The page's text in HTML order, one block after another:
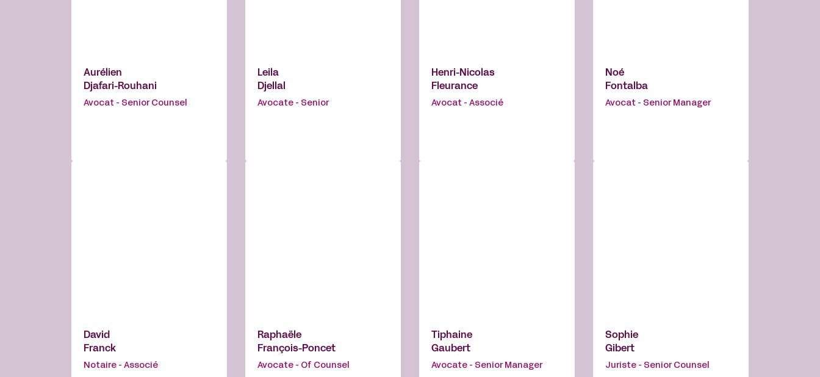
Aurélien
Djafari-Rouhani
Avocat - Senior Counsel
Leila
Djellal
Avocate - Senior
Henri-Nicolas
Fleurance
Avocat - Associé
Noé
Fontalba
Avocat - Senior Manager
David
Franck
Notaire - Associé
Raphaële
François-Poncet
Avocate - Of Counsel
Tiphaine
Gaubert
Avocate - Senior Manager
Sophie
Gibert
Juriste - Senior Counsel